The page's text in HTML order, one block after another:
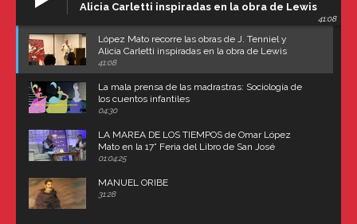
Alicia Carletti inspiradas en la obra de Lewis
41:08
López Mato recorre las obras de J. Tenniel y
Alicia Carletti inspiradas en la obra de Lewis
Carroll
41:08
La mala prensa de las madrastras: Sociología de
los cuentos infantiles
04:30
LA MAREA DE LOS TIEMPOS de Omar López
Mato en la 17° Feria del Libro de San José
(Uruguay)
01:04:25
MANUEL ORIBE
31:28